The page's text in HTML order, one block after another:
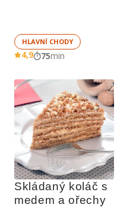
HLAVNÍ CHODY
4,9 75min
Skládaný koláč s
medem a ořechy